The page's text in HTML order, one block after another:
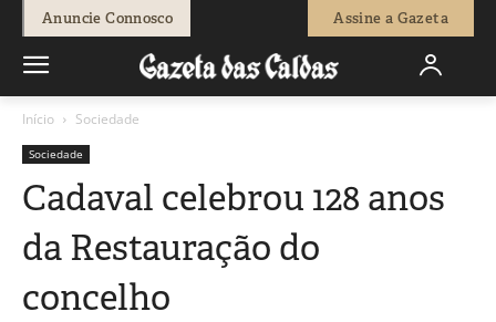
Anuncie Connosco Assine a Gazeta
Início Sociedade
Sociedade
Cadaval celebrou 128 anos
da Restauração do
concelho